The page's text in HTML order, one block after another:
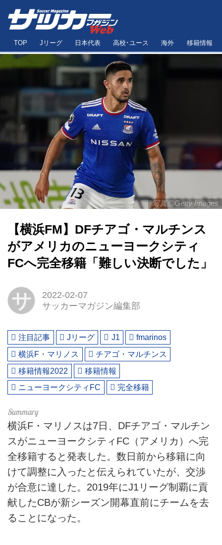
TOP Jリーグ 日本代表 高校･ユース 海外 移籍情報
写真◎Getty Images
【横浜FM】DFチアゴ・マルチンス
がアメリカのニューヨークシティ
FCへ完全移籍「難しい決断でした」
サ
2022-02-07
サッカーマガジン編集部
注目記事 Jリーグ J1
fmarinos
横浜F・マリノス
チアゴ・マルチンス
移籍情報2022
移籍情報
ニューヨークシティFC
完全移籍
横浜F・マリノスは7日、DFチアゴ・マルチン
スがニューヨークシティFC（アメリカ）へ完
全移籍すると発表した。数日前から移籍に向
けて調整に入ったと伝えられていたが、交渉
が合意に達した。2019年にJ1リーグ制覇に貢
献したCBが新シーズン開幕直前にチームを去
ることになった。